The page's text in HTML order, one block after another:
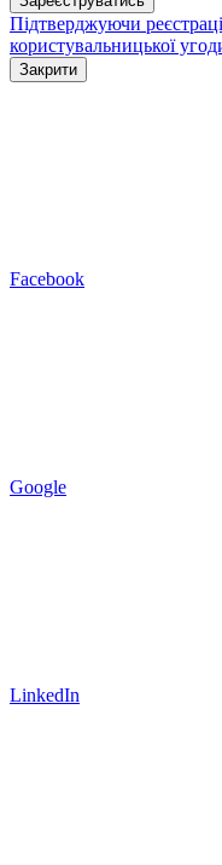
Підтверджуючи
користувальницької
Закрити
Facebook
Google
LinkedIn